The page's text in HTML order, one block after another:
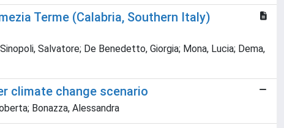
Terme (Calabria, Southern Italy)
Salvatore; De Benedetto, Giorgia; Mona, Lucia; Dema,
climate change scenario
Bonazza, Alessandra